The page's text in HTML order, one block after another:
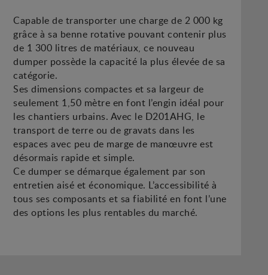
Capable de transporter une charge de 2 000 kg
grâce à sa benne rotative pouvant contenir plus
de 1 300 litres de matériaux, ce nouveau
dumper possède la capacité la plus élevée de sa
catégorie.
Ses dimensions compactes et sa largeur de
seulement 1,50 mètre en font l’engin idéal pour
les chantiers urbains. Avec le D201AHG, le
transport de terre ou de gravats dans les
espaces avec peu de marge de manœuvre est
désormais rapide et simple.
Ce dumper se démarque également par son
entretien aisé et économique. L’accessibilité à
tous ses composants et sa fiabilité en font l’une
des options les plus rentables du marché.